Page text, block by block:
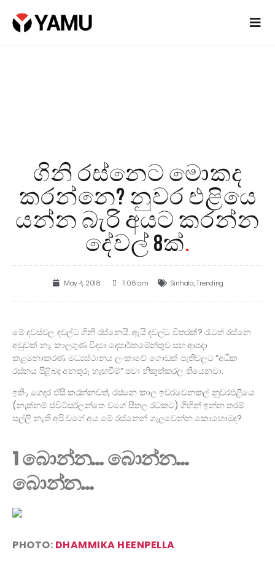
ගිනි රස්නෙට මොකද
කරන්නෙ? නුවර එළියෙ
යන්න බැරි අයට කරන්න
දේවල් 8ක්.
May 4, 2018 11:06 am Sinhala,Trending
මේ දවස්වල දවල්ට ගිනි රස්නෙයි. ඇයි දවල්ට විතරක්? රෑටත් රස්නෙ
අඩුවක් නෑ. කාලගුණ විද්‍යා දෙපාර්තමේන්තුව සහ ආපදා
කළමනාකරණ මධ්‍යස්ථානය ලංකාවේ ගොඩක් පැතිවලට “අධික
රස්නය පිළිබඳ අනතුරු හැඟවීම්” පවා නිකුත්කරල තියෙනවා.
ඉතිං, ගෙදර ඒසී කරන්නවත්, රස්නෙ කාල ඉවරවෙනකල් නුවරඑළියෙ
(නැත්නම් ස්විට්සර්ලන්තෙ වගේ සීතල රටකට) ගිහින් ඉන්න තරම්
සල්ලි නැති අපි වගේ අය මේ රස්නෙන් ගැලවෙන්න කොහොමද?
1 බොන්න… බොන්න…
බොන්න…
PHOTO: DHAMMIKA HEENPELLA